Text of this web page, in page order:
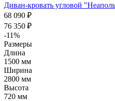
Диван-кровать угловой
68 090 ₽
76 350 ₽
-11%
Размеры
Длина
1500 мм
Ширина
2800 мм
Высота
720 мм